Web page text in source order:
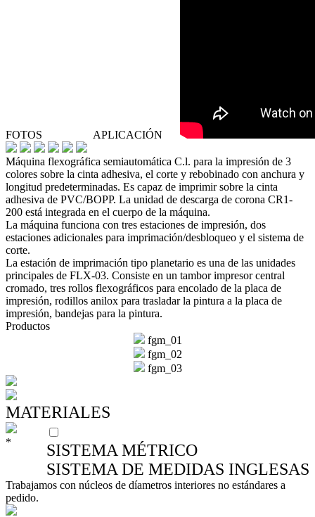
FOTOS APLICACIÓN
Máquina flexográfica semiautomática C.l. para la impresión de 3
colores sobre la cinta adhesiva, el corte y rebobinado con anchura y
longitud predeterminadas. Es capaz de imprimir sobre la cinta
adhesiva de PVC/BOPP. La unidad de descarga de corona CR1-
200 está integrada en el cuerpo de la máquina.
La máquina funciona con tres estaciones de impresión, dos
estaciones adicionales para imprimación/desbloqueo y el sistema de
corte.
La estación de imprimación tipo planetario es una de las unidades
principales de FLX-03. Consiste en un tambor impresor central
cromado, tres rollos flexográficos para encolado de la placa de
impresión, rodillos anilox para trasladar la pintura a la placa de
impresión, bandejas para la pintura.
Productos
fgm_01
fgm_02
fgm_03
MATERIALES
SISTEMA MÉTRICO
SISTEMA DE MEDIDAS INGLESAS
*
Trabajamos con núcleos de díametros interiores no estándares a
pedido.